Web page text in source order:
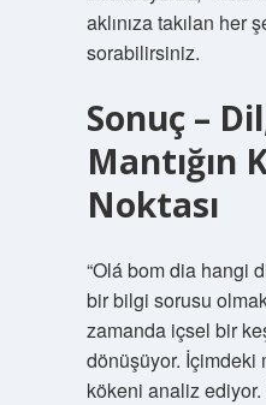
aklınıza takılan her
sorabilirsiniz.
Sonuç –
Mantığın
Noktası
“Olá bom dia hangi
bir bilgi sorusu
zamanda içsel bir
dönüşüyor. İçimdeki
kökeni analiz